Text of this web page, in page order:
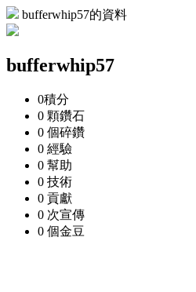
bufferwhip57的資料
bufferwhip57
0積分
0 顆鑽石
0 個碎鑽
0 經驗
0 幫助
0 技術
0 貢獻
0 次宣傳
0 個金豆